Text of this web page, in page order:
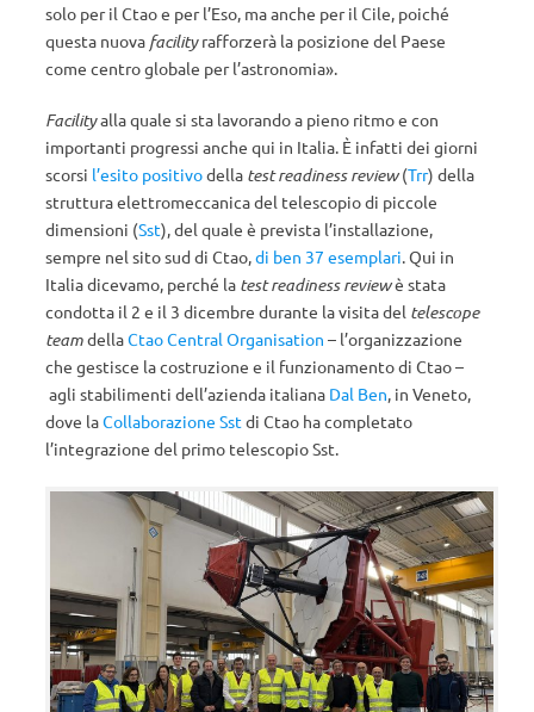
solo per il Ctao e per l’Eso, ma anche per il Cile, poiché
questa nuova facilityrafforzerà la posizione del Paese
come centro globale per l’astronomia».
Facilityalla quale si sta lavorando a pieno ritmo e con
importanti progressi anche qui in Italia. È infatti dei giorni
scorsi l’esito positivodella test readiness review(Trr) della
struttura elettromeccanica del telescopio di piccole
dimensioni (Sst), del quale è prevista l’installazione,
sempre nel sito sud di Ctao,di ben 37 esemplari. Qui in
Italia dicevamo, perché la test readiness reviewè stata
condotta il 2 e il 3 dicembre durante la visita del telescope
teamdellaCtao Central Organisation – l’organizzazione
che gestisce la costruzione e il funzionamento di Ctao –
agli stabilimenti dell’azienda italiana Dal Ben, in Veneto,
dove laCollaborazione Sst di Ctao ha completato
l’integrazione del primo telescopio Sst.